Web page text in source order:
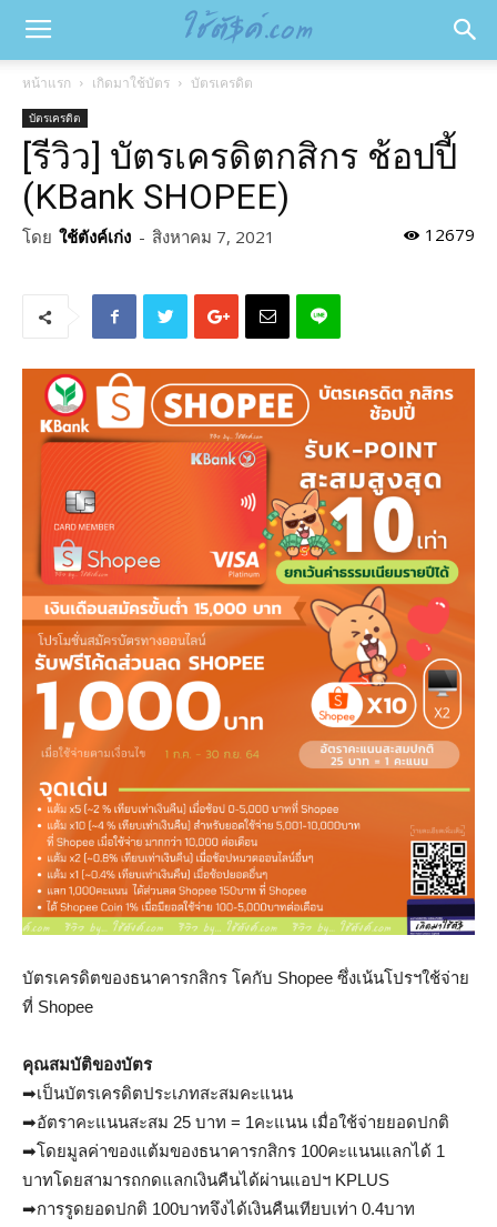
หน้าแรก เกิดมาใช้บัตร บัตรเครดิต
บัตรเครดิต
[รีวิว] บัตรเครดิตกสิกร ช้อปปี้
(KBank SHOPEE)
โดย ใช้ตังค์เก่ง - สิงหาคม 7, 2021 12679
บัตรเครดิตของธนาคารกสิกร โคกับ Shopee ซึ่งเน้นโปรฯใช้จ่าย
ที่ Shopee
คุณสมบัติของบัตร
➡เป็นบัตรเครดิตประเภทสะสมคะแนน
➡อัตราคะแนนสะสม 25 บาท = 1คะแนน เมื่อใช้จ่ายยอดปกติ
➡โดยมูลค่าของแต้มของธนาคารกสิกร 100คะแนนแลกได้ 1
บาทโดยสามารถกดแลกเงินคืนได้ผ่านแอปฯ KPLUS
➡การรูดยอดปกติ 100บาทจึงได้เงินคืนเทียบเท่า 0.4บาท